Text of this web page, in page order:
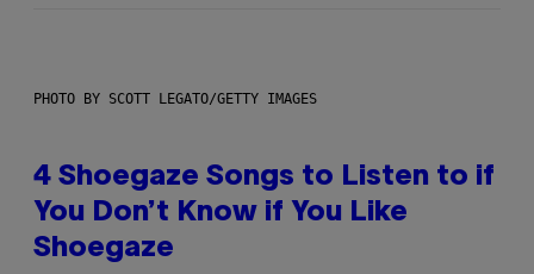
PHOTO BY SCOTT LEGATO/GETTY IMAGES
4 Shoegaze Songs to Listen to if
You Don’t Know if You Like
Shoegaze